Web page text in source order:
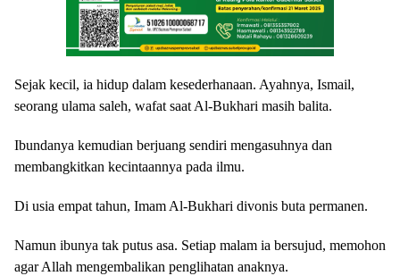
Sejak kecil, ia hidup dalam kesederhanaan. Ayahnya, Ismail,
seorang ulama saleh, wafat saat Al-Bukhari masih balita.
Ibundanya kemudian berjuang sendiri mengasuhnya dan
membangkitkan kecintaannya pada ilmu.
Di usia empat tahun, Imam Al-Bukhari divonis buta permanen.
Namun ibunya tak putus asa. Setiap malam ia bersujud, memohon
agar Allah mengembalikan penglihatan anaknya.